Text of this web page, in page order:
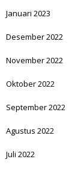
Januari 2023
Desember 2022
November 2022
Oktober 2022
September 2022
Agustus 2022
Juli 2022